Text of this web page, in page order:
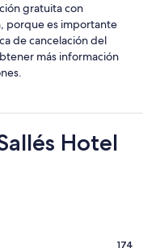
gratuita con
porque es importante
de cancelación del
más información
Hotel
174